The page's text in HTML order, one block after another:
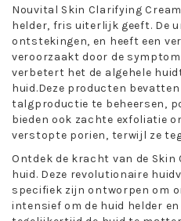
Nouvital Skin Clarifying
helder, fris uiterlijk geeft. De
ontstekingen, en heeft een
veroorzaakt door de
verbetert het de algehele
huid.Deze producten
talgproductie te beheersen,
bieden ook zachte exfoliatie
verstopte porien, terwijl ze
Ontdek de kracht van de Skin
huid. Deze revolutionaire
specifiek zijn ontworpen om
intensief om de huid helder